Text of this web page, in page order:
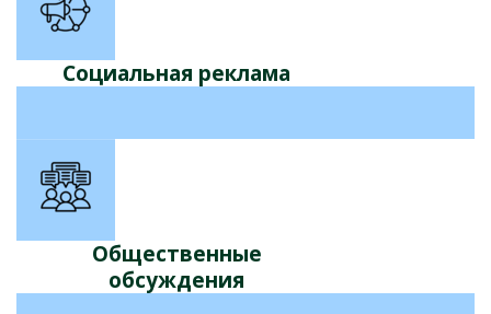
Социальная реклама
Общественные
обсуждения